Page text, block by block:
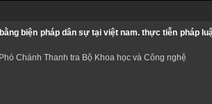
biện pháp dân sự tại việt nam. thực tiễn pháp
Chánh Thanh tra Bộ Khoa học và Công nghệ